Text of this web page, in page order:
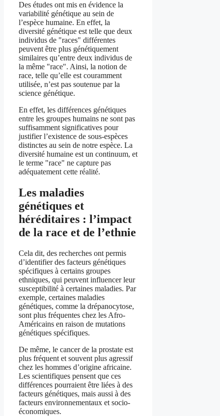
Des études ont mis en évidence la
variabilité génétique au sein de
l’espèce humaine. En effet, la
diversité génétique est telle que deux
individus de "races" différentes
peuvent être plus génétiquement
similaires qu’entre deux individus de
la même "race". Ainsi, la notion de
race, telle qu’elle est couramment
utilisée, n’est pas soutenue par la
science génétique.
En effet, les différences génétiques
entre les groupes humains ne sont pas
suffisamment significatives pour
justifier l’existence de sous-espèces
distinctes au sein de notre espèce. La
diversité humaine est un continuum, et
le terme "race" ne capture pas
adéquatement cette réalité.
Les maladies
génétiques et
héréditaires : l’impact
de la race et de l’ethnie
Cela dit, des recherches ont permis
d’identifier des facteurs génétiques
spécifiques à certains groupes
ethniques, qui peuvent influencer leur
susceptibilité à certaines maladies. Par
exemple, certaines maladies
génétiques, comme la drépanocytose,
sont plus fréquentes chez les Afro-
Américains en raison de mutations
génétiques spécifiques.
De même, le cancer de la prostate est
plus fréquent et souvent plus agressif
chez les hommes d’origine africaine.
Les scientifiques pensent que ces
différences pourraient être liées à des
facteurs génétiques, mais aussi à des
facteurs environnementaux et socio-
économiques.